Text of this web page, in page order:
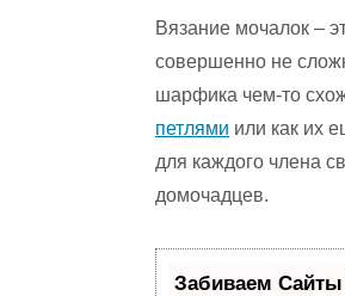
Вязание мочалок –
совершенно не
шарфика чем-то
петлями или как их
для каждого члена
домочадцев.
Забиваем